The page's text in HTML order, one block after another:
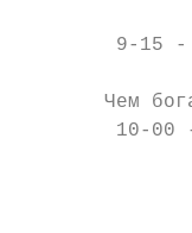
9-15
Чем
10-00